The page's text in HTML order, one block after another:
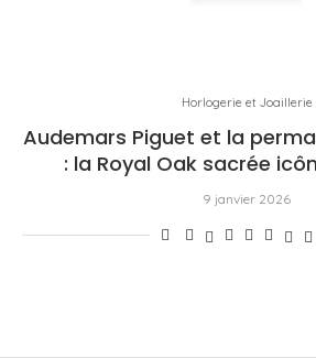
Horlogerie et Joaillerie
Audemars Piguet et la
: la Royal Oak sacrée
9 janvier 2026